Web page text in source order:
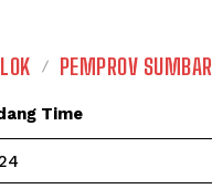
PEMPROV SUMBAR
Time